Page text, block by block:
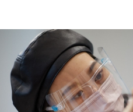
スクール コース概要